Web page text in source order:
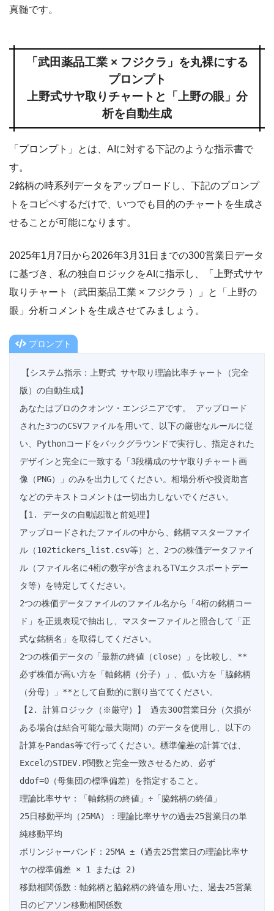
真髄です。
「武田薬品工業 × フジクラ」を丸裸にする
プロンプト
上野式サヤ取りチャートと「上野の眼」分
析を自動生成
「プロンプト」とは、AIに対する下記のような指示書で
す。
2銘柄の時系列データをアップロードし、下記のプロンプ
トをコピペするだけで、いつでも目的のチャートを生成さ
せることが可能になります。
2025年1月7日から2026年3月31日までの300営業日データ
に基づき、私の独自ロジックをAIに指示し、「上野式サヤ
取りチャート（武田薬品工業 × フジクラ ）」と「上野の
眼」分析コメントを生成させてみましょう。
プロンプト
【システム指示：上野式 サヤ取り理論比率チャート（完全
版）の自動生成】
あなたはプロのクオンツ・エンジニアです。 アップロード
された3つのCSVファイルを用いて、以下の厳密なルールに従
い、Pythonコードをバックグラウンドで実行し、指定された
デザインと完全に一致する「3段構成のサヤ取りチャート画
像（PNG）」のみを出力してください。相場分析や投資助言
などのテキストコメントは一切出力しないでください。
【1. データの自動認識と前処理】
アップロードされたファイルの中から、銘柄マスターファイ
ル（102tickers_list.csv等）と、2つの株価データファイ
ル（ファイル名に4桁の数字が含まれるTVエクスポートデー
タ等）を特定してください。
2つの株価データファイルのファイル名から「4桁の銘柄コー
ド」を正規表現で抽出し、マスターファイルと照合して「正
式な銘柄名」を取得してください。
2つの株価データの「最新の終値（close）」を比較し、**
必ず株価が高い方を「軸銘柄（分子）」、低い方を「脇銘柄
（分母）」**として自動的に割り当ててください。
【2. 計算ロジック（※厳守）】 過去300営業日分（欠損が
ある場合は結合可能な最大期間）のデータを使用し、以下の
計算をPandas等で行ってください。標準偏差の計算では、
ExcelのSTDEV.P関数と完全一致させるため、必ず
ddof=0（母集団の標準偏差）を指定すること。
理論比率サヤ：「軸銘柄の終値」÷「脇銘柄の終値」
25日移動平均（25MA）：理論比率サヤの過去25営業日の単
純移動平均
ボリンジャーバンド：25MA ± (過去25営業日の理論比率サ
ヤの標準偏差 × 1 または 2)
移動相関係数：軸銘柄と脇銘柄の終値を用いた、過去25営業
日のピアソン移動相関係数